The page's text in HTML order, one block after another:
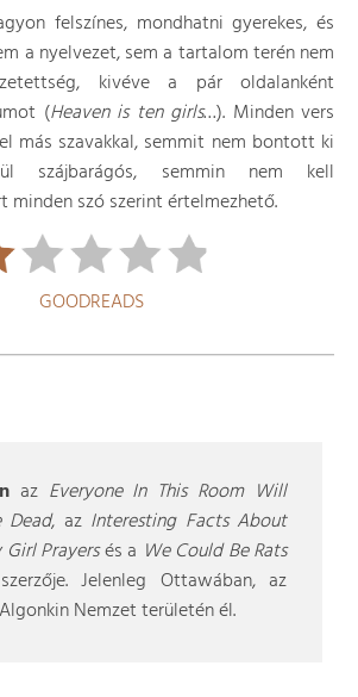
felszínes, mondhatni gyerekes, és
a nyelvezet, sem a tartalom terén nem
kivéve a pár oldalanként
(Heaven is ten girls…). Minden vers
más szavakkal, semmit nem bontott ki
szájbarágós, semmin nem kell
minden szó szerint értelmezhető.
GOODREADS
az Everyone In This Room Will
Dead, az Interesting Facts About
Girl Prayersés a We Could Be Rats
Jelenleg Ottawában, az
Nemzet területén él.